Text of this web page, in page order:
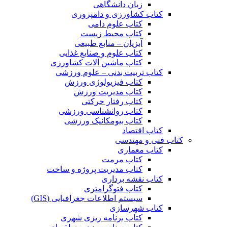
زبان دانشگاهی
کتاب کشاورزی و دامپروری
کتاب علوم دامی
کتاب محیط زیست
آبزیان – منابع طبیعی
کتاب علوم و صنایع غذایی
کتاب ماشین آلات کشاورزی
کتاب تربیت بدنی – علوم ورزشی
کتاب فیزیولوژی ورزش
کتاب مدیریت ورزش
کتاب رفتار حرکتی
کتاب روانشناسی ورزشی
کتاب بیومکانیک ورزشی
کتاب اقتصاد
کتاب فنی و مهندسی
کتاب معماری
کتاب مرمت
کتاب مدیریت پروژه و ساخت
کتاب نقشه برداری
کتاب فتوگرامتری
سیستم اطلاعات جغرافیایی (GIS)
کتاب شهرسازی
کتاب برنامه ریزی شهری